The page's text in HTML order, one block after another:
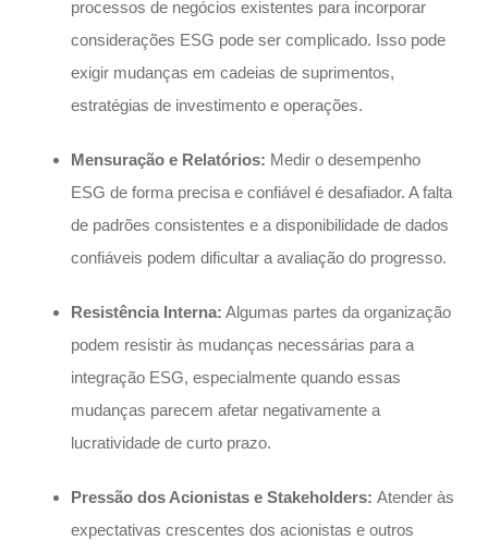
processos de negócios existentes para incorporar
considerações ESG pode ser complicado. Isso pode
exigir mudanças em cadeias de suprimentos,
estratégias de investimento e operações.
Mensuração e Relatórios: Medir o desempenho
ESG de forma precisa e confiável é desafiador. A falta
de padrões consistentes e a disponibilidade de dados
confiáveis podem dificultar a avaliação do progresso.
Resistência Interna: Algumas partes da organização
podem resistir às mudanças necessárias para a
integração ESG, especialmente quando essas
mudanças parecem afetar negativamente a
lucratividade de curto prazo.
Pressão dos Acionistas e Stakeholders: Atender às
expectativas crescentes dos acionistas e outros